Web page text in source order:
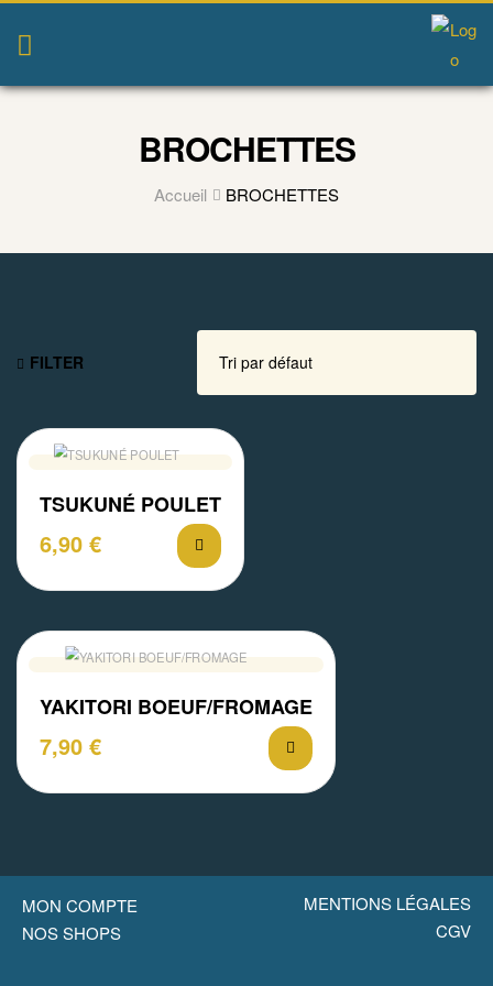
BROCHETTES
Accueil BROCHETTES
FILTER
TSUKUNÉ POULET
6,90 €
YAKITORI BOEUF/FROMAGE
7,90 €
MON COMPTE
NOS SHOPS
MENTIONS LÉGALES
CGV